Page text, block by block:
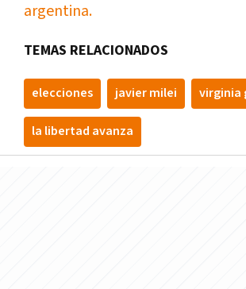
argentina.
TEMAS RELACIONADOS
elecciones javier milei virginia
la libertad avanza